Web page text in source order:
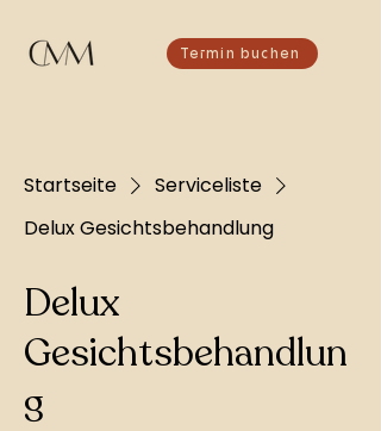
Termin buchen
Startseite
Serviceliste
Delux Gesichtsbehandlung
Delux
Gesichtsbehandlun
g